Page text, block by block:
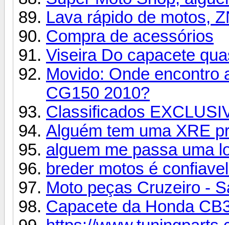
Lava rápido de motos,
Compra de acessórios
Viseira Do capacete
Movido: Onde encontro
CG150 2010?
Classificados
Alguém tem uma XRE
alguem me passa uma
breder motos é
Moto peças Cruzeiro -
Capacete da Honda